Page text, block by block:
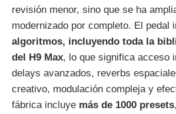
revisión menor, sino que se ha
modernizado por completo. El pedal
algoritmos, incluyendo toda la
del H9 Max, lo que significa acceso
delays avanzados, reverbs
creativo, modulación compleja y
fábrica incluye más de 1000 presets